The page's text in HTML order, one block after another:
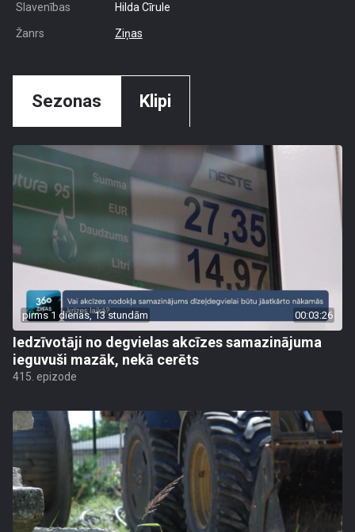
Slavenības Hilda Cīrule
Žanrs Ziņas
Sezonas Klipi
pirms 1 dienas, 13 stundām 00:03:26
Iedzīvotāji no degvielas akcīzes samazinājuma
ieguvuši mazāk, nekā cerēts
415. epizode